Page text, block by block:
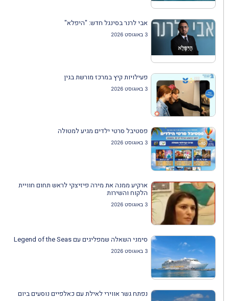
אבי לרנר בסינגל חדש: "היפלא"
3 באוגוסט 2026
פעילויות קיץ במרכז מורשת בגין
3 באוגוסט 2026
פסטיבל סרטי ילדים מגיע למטולה
3 באוגוסט 2026
ארקיע ממנה את מירה פיזיצקי לראש תחום חוויית
הלקוח והשירות
3 באוגוסט 2026
סימני השאלה שמפליגים עם Legend of the Seas
3 באוגוסט 2026
נפתח גשר אווירי לאילת עם כאלפיים נוסעים ביום